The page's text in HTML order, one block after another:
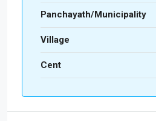
Panchayath/Municipality
Village
Cent